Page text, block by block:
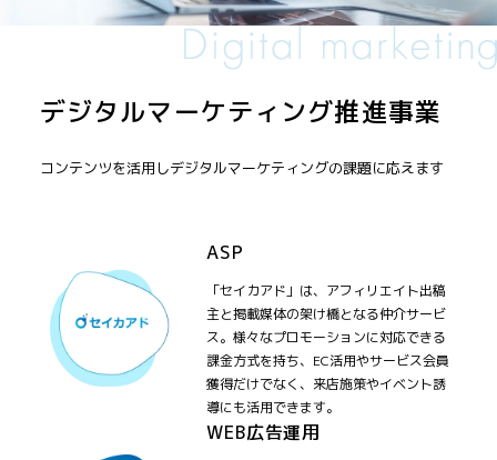
デジタルマーケティング推進事業
コンテンツを活用しデジタルマーケティングの課題に応えます
ASP
「セイカアド」は、アフィリエイト出稿
主と掲載媒体の架け橋となる仲介サービ
ス。様々なプロモーションに対応できる
課金方式を持ち、EC活用やサービス会員
獲得だけでなく、来店施策やイベント誘
導にも活用できます。
WEB広告運用